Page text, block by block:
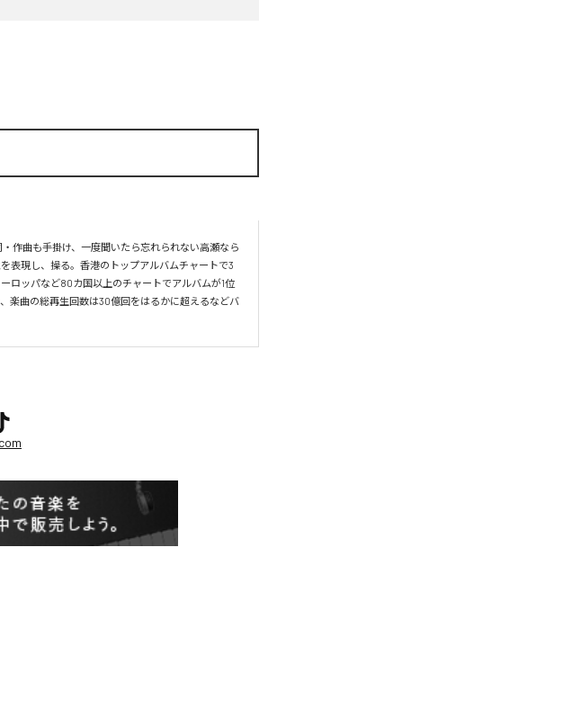
作曲も手掛け、一度聞いたら忘れられない高瀬なら
表現し、操る。香港のトップアルバムチャートで3
ロッパなど80カ国以上のチャートでアルバムが1位
楽曲の総再生回数は30億回をはるかに超えるなどバ